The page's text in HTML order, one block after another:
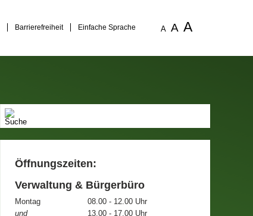
Barrierefreiheit Einfache Sprache A A A
Öffnungszeiten:
Verwaltung & Bürgerbüro
Montag
08.00 - 12.00 Uhr
und
13.00 - 17.00 Uhr